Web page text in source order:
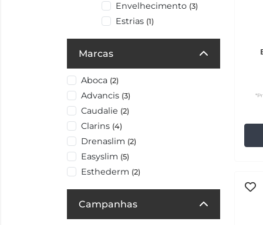
Envelhecimento (3)
Estrias (1)
Marcas
Aboca (2)
Advancis (3)
Caudalie (2)
Clarins (4)
Drenaslim (2)
Easyslim (5)
Esthederm (2)
Campanhas